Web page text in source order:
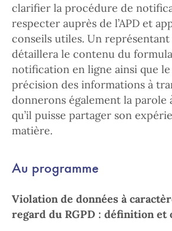
clarifier la procédure de
respecter auprès de l’APD et
conseils utiles. Un représentant
détaillera le contenu du
notification en ligne ainsi que le
précision des informations à
donnerons également la parole
qu’il puisse partager son
matière.
Au programme
Violation de données à
regard du RGPD : définition et